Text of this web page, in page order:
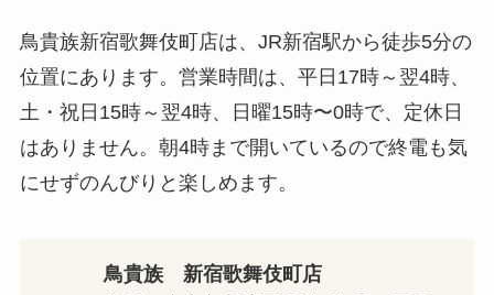
鳥貴族新宿歌舞伎町店は、JR新宿駅から徒歩5分の
位置にあります。営業時間は、平日17時～翌4時、
土・祝日15時～翌4時、日曜15時〜0時で、定休日
はありません。朝4時まで開いているので終電も気
にせずのんびりと楽しめます。
鳥貴族 新宿歌舞伎町店